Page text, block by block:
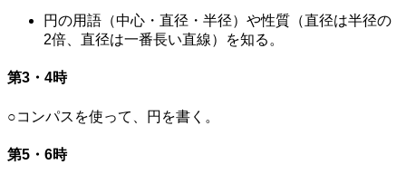
円の用語（中心・直径・半径）や性質（直径は半径の
2倍、直径は一番長い直線）を知る。
第3・4時
○コンパスを使って、円を書く。
第5・6時